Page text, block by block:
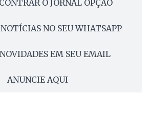
O JORNAL OPÇÃO
NO SEU WHATSAPP
EM SEU EMAIL
ANUNCIE AQUI